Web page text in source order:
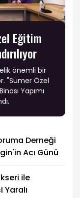
Eğitim
önemli bir
"Sümer Özel
Yapımı
Derneği
Acı Günü
ile
Yaralı